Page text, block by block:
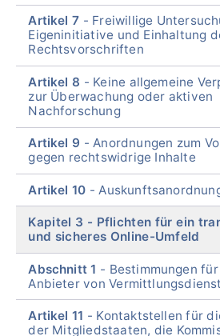
Artikel 7
Freiwillige
Eigeninitiative und Einhaltung
Rechtsvorschriften
Artikel 8
Keine allgemeine
zur Überwachung oder aktiven
Nachforschung
Artikel 9
Anordnungen zum
gegen rechtswidrige Inhalte
Artikel 10
Kapitel 3
Pflichten für ein
und sicheres Online-Umfeld
Abschnitt 1
Bestimmungen
Anbieter von
Artikel 11
Kontaktstellen für
der Mitgliedstaaten, die